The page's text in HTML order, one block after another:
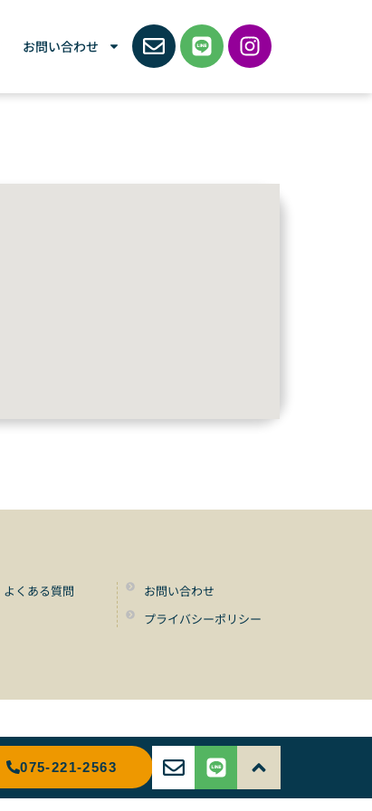
お問い合わせ
よくある質問
お問い合わせ
プライバシーポリシー
075-221-2563